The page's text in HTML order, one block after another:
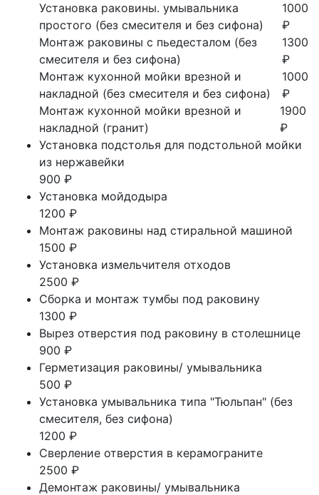
Установка раковины. умывальника
простого (без смесителя и без сифона)
1000
₽
Монтаж раковины с пьедесталом (без
смесителя и без сифона)
1300
₽
Монтаж кухонной мойки врезной и
накладной (без смесителя и без сифона)
1000
₽
Монтаж кухонной мойки врезной и
накладной (гранит)
1900
₽
Установка подстолья для подстольной мойки
из нержавейки
900 ₽
Установка мойдодыра
1200 ₽
Монтаж раковины над стиральной машиной
1500 ₽
Установка измельчителя отходов
2500 ₽
Сборка и монтаж тумбы под раковину
1300 ₽
Вырез отверстия под раковину в столешнице
900 ₽
Герметизация раковины/ умывальника
500 ₽
Установка умывальника типа "Тюльпан" (без
смесителя, без сифона)
1200 ₽
Сверление отверстия в керамограните
2500 ₽
Демонтаж раковины/ умывальника